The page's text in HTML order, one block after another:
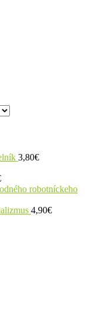
3,80€
robotníckeho
4,90€